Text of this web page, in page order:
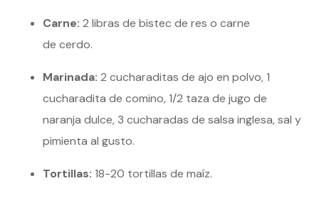
Carne: 2 libras de bistec de res o carne
de cerdo.
Marinada: 2 cucharaditas de ajo en polvo, 1
cucharadita de comino, 1/2 taza de jugo de
naranja dulce, 3 cucharadas de salsa inglesa, sal y
pimienta al gusto.
Tortillas: 18-20 tortillas de maíz.